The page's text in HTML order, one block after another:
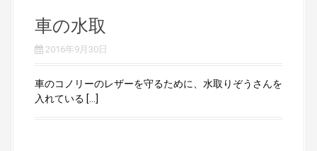
車の水取
2016年9月30日
車のコノリーのレザーを守るために、水取りぞうさんを
入れている […]